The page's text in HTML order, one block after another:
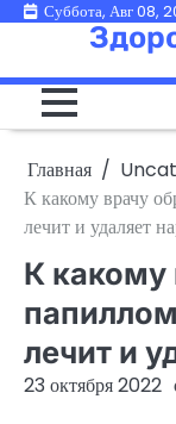
ПерейтиСуббота, Авг 08,
Главная
К какому врачу
лечит и удаляет
К какому
лечит и
23 октября 2022